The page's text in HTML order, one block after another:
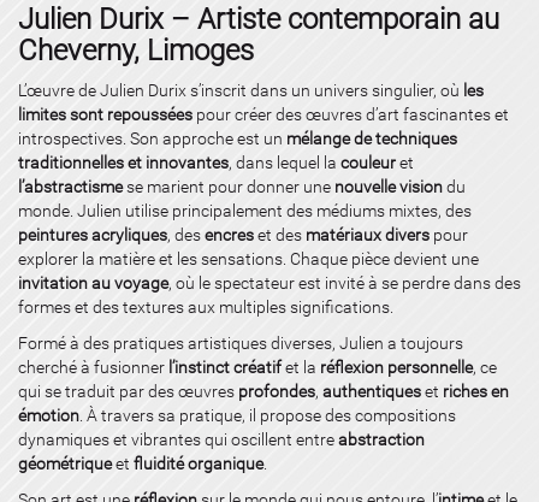
Julien Durix – Artiste contemporain au
Cheverny, Limoges
L’œuvre de Julien Durix s’inscrit dans un univers singulier, où les
limites sont repoussées pour créer des œuvres d’art fascinantes et
introspectives. Son approche est un mélange de techniques
traditionnelles et innovantes, dans lequel la couleuret
l’abstractismese marient pour donner une nouvelle visiondu
monde. Julien utilise principalement des médiums mixtes, des
peintures acryliques, desencreset des matériaux divers pour
explorer la matière et les sensations. Chaque pièce devient une
invitation au voyage, où le spectateur est invité à se perdre dans des
formes et des textures aux multiples significations.
Formé à des pratiques artistiques diverses, Julien a toujours
cherché à fusionner l’instinct créatifet la réflexion personnelle, ce
qui se traduit par des œuvres profondes, authentiqueset riches en
émotion . À travers sa pratique, il propose des compositions
dynamiques et vibrantes qui oscillent entreabstraction
géométriqueet fluidité organique.